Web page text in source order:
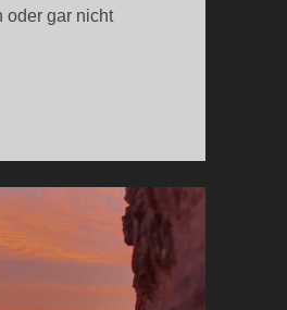
oder gar nicht